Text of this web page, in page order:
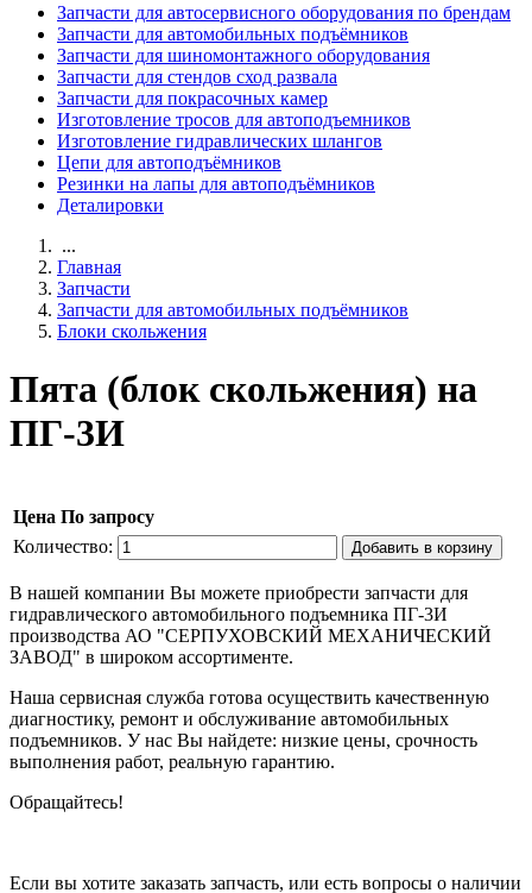
Запчасти для автосервисного оборудования по брендам
Запчасти для автомобильных подъёмников
Запчасти для шиномонтажного оборудования
Запчасти для стендов сход развала
Запчасти для покрасочных камер
Изготовление тросов для автоподъемников
Изготовление гидравлических шлангов
Цепи для автоподъёмников
Резинки на лапы для автоподъёмников
Деталировки
...
Главная
Запчасти
Запчасти для автомобильных подъёмников
Блоки скольжения
Пята (блок скольжения) на
ПГ-3И
Цена По запросу
Количество:
Добавить в корзину
В нашей компании Вы можете приобрести запчасти для
гидравлического автомобильного подъемника ПГ-3И
производства АО "СЕРПУХОВСКИЙ МЕХАНИЧЕСКИЙ
ЗАВОД" в широком ассортименте.
Наша сервисная служба готова осуществить качественную
диагностику, ремонт и обслуживание автомобильных
подъемников. У нас Вы найдете: низкие цены, срочность
выполнения работ, реальную гарантию.
Обращайтесь!
Если вы хотите заказать запчасть, или есть вопросы о наличии